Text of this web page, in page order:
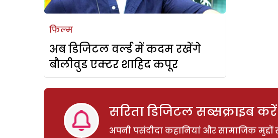
फिल्म
अब डिजिटल वर्ल्ड में कदम रखेंगे
बौलीवुड एक्टर शाहिद कपूर
सरिता डिजिटल सब्सक्राइब करें
अपनी पसंदीदा कहानियां और सामाजिक